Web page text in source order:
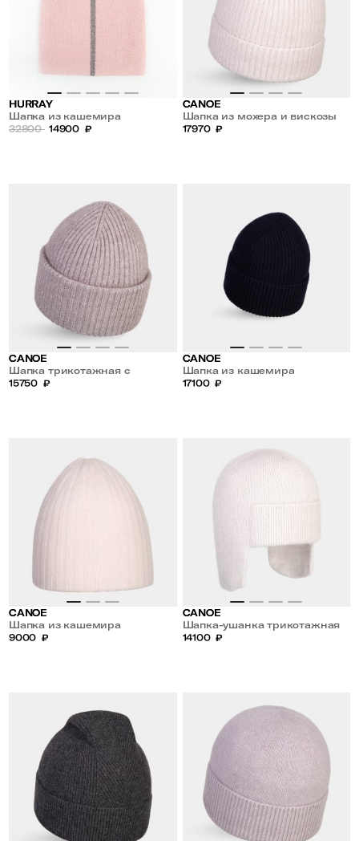
HURRAY
Шапка из кашемира
32800 14900 ₽
CANOE
Шапка из мохера и вискозы
17970 ₽
CANOE
Шапка трикотажная с
мохером
15750 ₽
CANOE
Шапка из кашемира
17100 ₽
CANOE
Шапка из кашемира
9000 ₽
CANOE
Шапка-ушанка трикотажная
14100 ₽